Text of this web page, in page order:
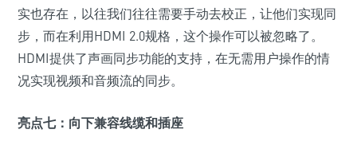
实也存在，以往我们往往需要手动去校正，让他们实现同
步，而在利用HDMI 2.0规格，这个操作可以被忽略了。
HDMI提供了声画同步功能的支持，在无需用户操作的情
况实现视频和音频流的同步。
亮点七：向下兼容线缆和插座